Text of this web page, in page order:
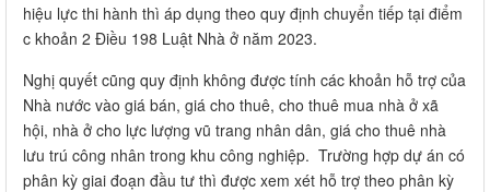
hiệu lực thi hành thì áp dụng theo quy định chuyển tiếp tại điểm
c khoản 2 Điều 198 Luật Nhà ở năm 2023.
Nghị quyết cũng quy định không được tính các khoản hỗ trợ của
Nhà nước vào giá bán, giá cho thuê, cho thuê mua nhà ở xã
hội, nhà ở cho lực lượng vũ trang nhân dân, giá cho thuê nhà
lưu trú công nhân trong khu công nghiệp. Trường hợp dự án có
phân kỳ giai đoạn đầu tư thì được xem xét hỗ trợ theo phân kỳ